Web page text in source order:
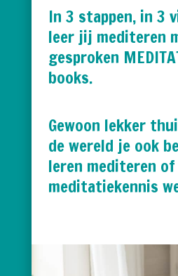
In 3 stappen, in 3
leer jij mediteren
gesproken
books.
Gewoon lekker
de wereld je ook
leren mediteren
meditatiekennis